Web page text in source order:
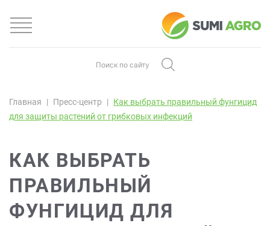
Главная Пресс-центр
Как выбрать правильный фунгицид
для защиты растений от грибковых инфекций
КАК ВЫБРАТЬ
ПРАВИЛЬНЫЙ
ФУНГИЦИД ДЛЯ